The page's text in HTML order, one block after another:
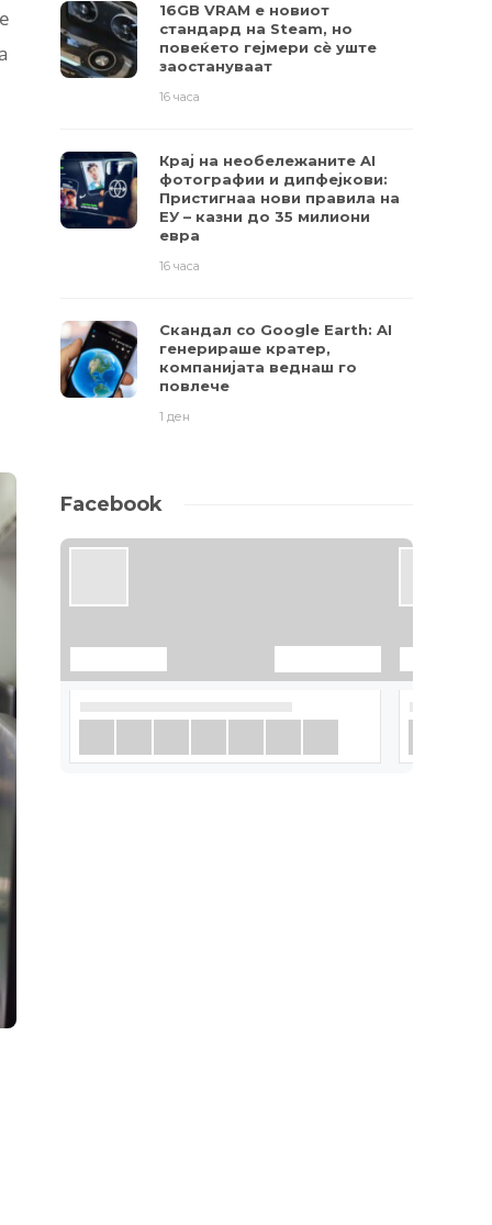
16GB VRAM е новиот
стандард на Steam, но
повеќето гејмери ​​сè уште
заостануваат
16 часа
Крај на необележаните AI
фотографии и дипфејкови:
Пристигнаа нови правила на
ЕУ – казни до 35 милиони
евра
16 часа
Скандал со Google Earth: AI
генерираше кратер,
компанијата веднаш го
повлече
1 ден
Facebook